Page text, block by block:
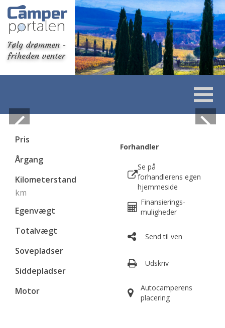
Følg drømmen -
friheden venter
Pris
Årgang
Kilometerstand
km
Egenvægt
Totalvægt
Sovepladser
Siddepladser
Motor
Forhandler
Se på
forhandlerens egen
hjemmeside
Finansierings-
muligheder
Send til ven
Udskriv
Autocamperens
placering